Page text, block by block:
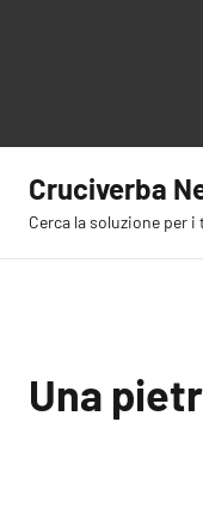
contenuto
Cruciverba
Cerca la soluzione per
Una